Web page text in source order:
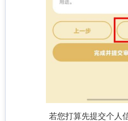
若您打算先提交个人